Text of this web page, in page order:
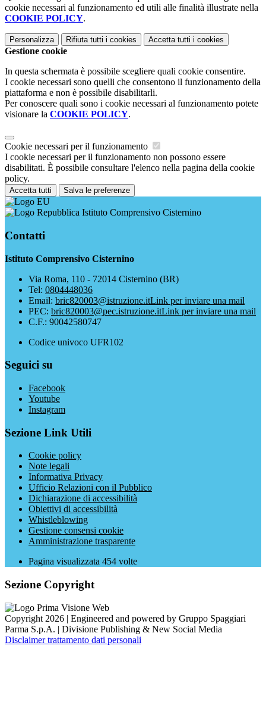
cookie necessari al funzionamento ed utili alle finalità illustrate nella
COOKIE POLICY.
Personalizza Rifiuta tutti i cookies Accetta tutti i cookies
Gestione cookie
In questa schermata è possibile scegliere quali cookie consentire.
I cookie necessari sono quelli che consentono il funzionamento della
piattaforma e non è possibile disabilitarli.
Per conoscere quali sono i cookie necessari al funzionamento potete
visionare la COOKIE POLICY.
Cookie necessari per il funzionamento
I cookie necessari per il funzionamento non possono essere
disabilitati. È possibile consultare l'elenco nella pagina della cookie
policy.
Accetta tutti Salva le preferenze
Istituto Comprensivo Cisternino
Contatti
Istituto Comprensivo Cisternino
Via Roma, 110 - 72014 Cisternino (BR)
Tel: 0804448036
Email: bric820003@istruzione.itLink per inviare una mail
PEC: bric820003@pec.istruzione.itLink per inviare una mail
C.F.: 90042580747
Codice univoco UFR102
Seguici su
Facebook
Youtube
Instagram
Sezione Link Utili
Cookie policy
Note legali
Informativa Privacy
Ufficio Relazioni con il Pubblico
Dichiarazione di accessibilità
Obiettivi di accessibilità
Whistleblowing
Gestione consensi cookie
Amministrazione trasparente
Pagina visualizzata 454 volte
Sezione Copyright
Copyright 2026 | Engineered and powered by Gruppo Spaggiari
Parma S.p.A. | Divisione Publishing & New Social Media
Disclaimer trattamento dati personali